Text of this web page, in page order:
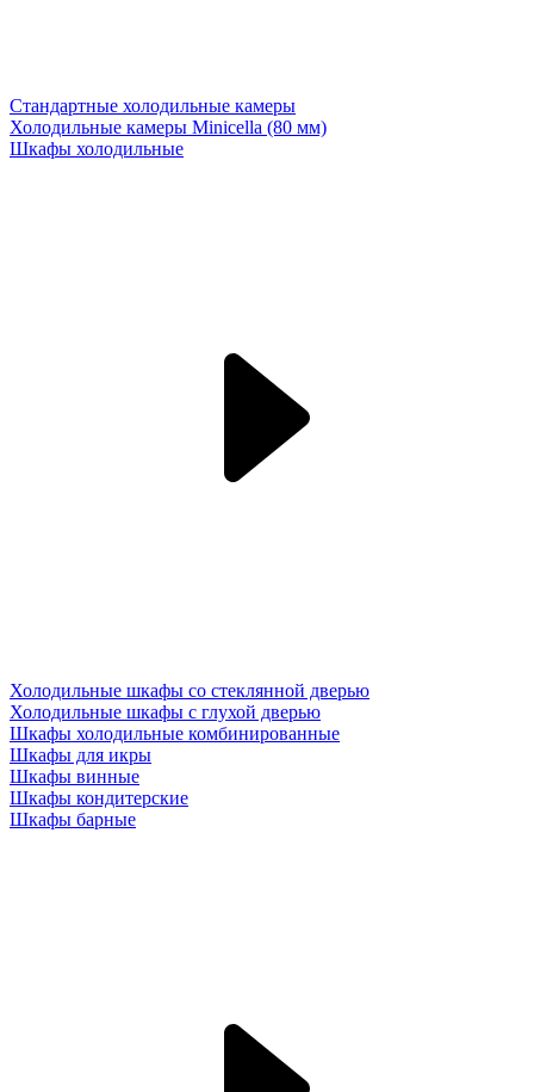
Стандартные холодильные камеры
Холодильные камеры Minicella (80 мм)
Шкафы холодильные
Холодильные шкафы со стеклянной дверью
Холодильные шкафы с глухой дверью
Шкафы холодильные комбинированные
Шкафы для икры
Шкафы винные
Шкафы кондитерские
Шкафы барные